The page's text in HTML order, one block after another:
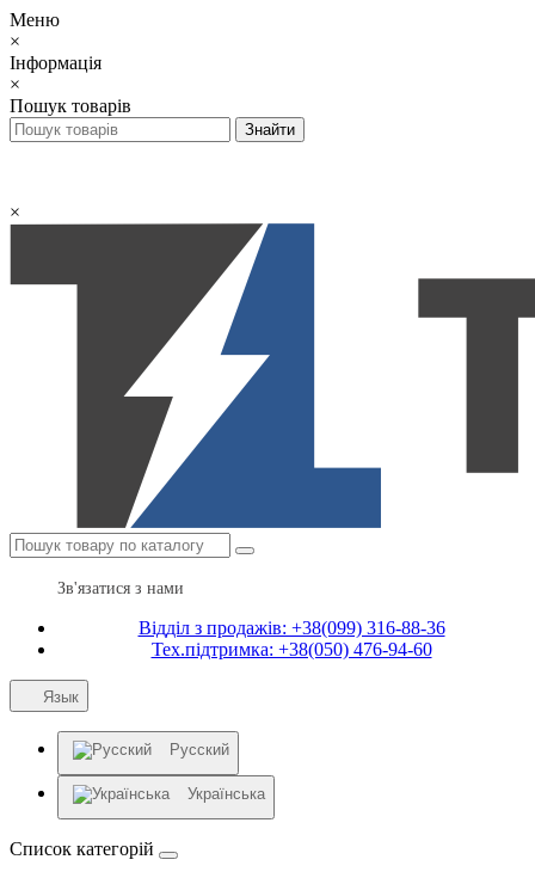
Меню
×
Інформація
×
Пошук товарів
×
Зв'язатися з нами
Відділ з продажів: +38(099) 316-88-36
Тех.підтримка: +38(050) 476-94-60
Язык
Русский
Українська
Список категорій